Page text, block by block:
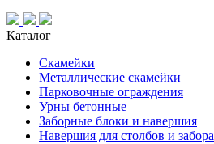
Каталог
Скамейки
Металлические скамейки
Парковочные ограждения
Урны бетонные
Заборные блоки и навершия
Навершия для столбов и забора